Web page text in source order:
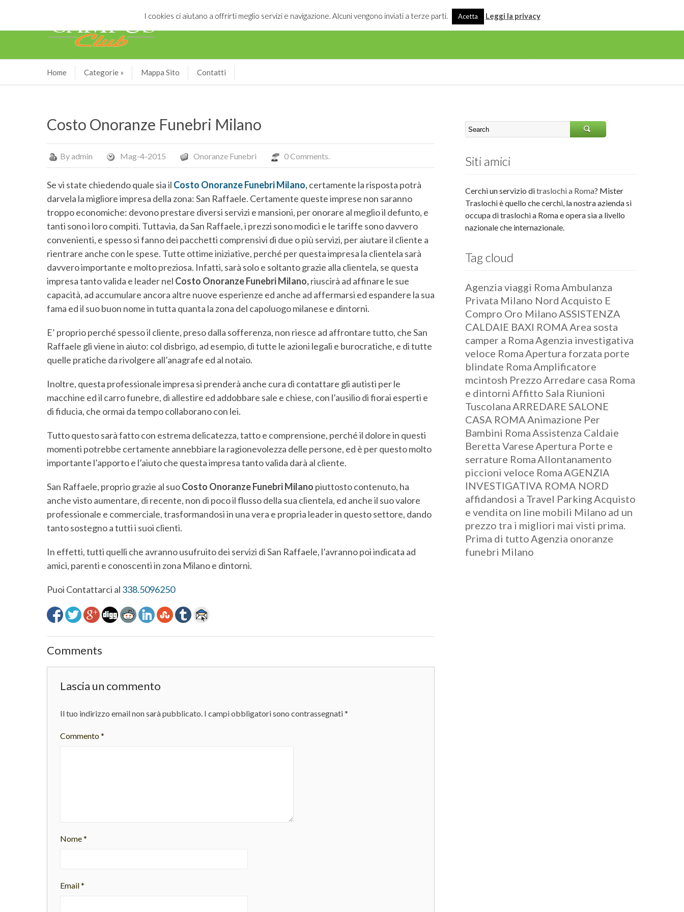
Home Categorie » Mappa Sito Contatti
Costo Onoranze Funebri Milano
Byadmin Mag-4-2015 Onoranze Funebri 0 Comments.
Se vi state chiedendo quale sia il Costo Onoranze Funebri Milano,certamente la risposta potrà
darvela la migliore impresa della zona: San Raffaele. Certamente queste imprese non saranno
troppo economiche: devono prestare diversi servizi e mansioni, per onorare al meglio il defunto, e
tanti sono i loro compiti. Tuttavia, da San Raffaele, i prezzi sono modici e le tariffe sono davvero
convenienti, e spesso si fanno dei pacchetti comprensivi di due o più servizi, per aiutare il cliente a
rientrare anche con le spese. Tutte ottime iniziative, perché per questa impresa la clientela sarà
davvero importante e molto preziosa. Infatti, sarà solo e soltanto grazie alla clientela, se questa
impresa tanto valida e leader nel Costo Onoranze Funebri Milano,riuscirà ad affinare le sue
capacità, ad accumulare ancora altre nuove esperienze ed anche ad affermarsi ed espandere la sua
fama ed il suo buon nome in tutta quanta la zona del capoluogo milanese e dintorni.
E’ proprio perché spesso il cliente, preso dalla sofferenza, non riesce ad affrontare tutto, che San
Raffaele gli viene in aiuto: col disbrigo, ad esempio, di tutte le azioni legali e burocratiche, e di tutte
quelle pratiche da rivolgere all’anagrafe ed al notaio.
Inoltre, questa professionale impresa si prenderà anche cura di contattare gli autisti per le
macchine ed il carro funebre, di allestire ed addobbare sale e chiese, con l’ausilio di fiorai esperti e
di fiducia, che ormai da tempo collaborano con lei.
Tutto questo sarà fatto con estrema delicatezza, tatto e comprensione, perché il dolore in questi
momenti potrebbe certamente annebbiare la ragionevolezza delle persone, ed è per questo molto
importante l’apporto e l’aiuto che questa impresa tanto valida darà al cliente.
San Raffaele, proprio grazie al suoCosto Onoranze Funebri Milano piuttosto contenuto, ha
anche visto aumentare, di recente, non di poco il flusso della sua clientela, ed anche il suo valore
professionale e commerciale, trasformandosi in una vera e propria leader in questo settore, dando
tanto sostegno a tutti i suoi clienti.
In effetti, tutti quelli che avranno usufruito dei servizi di San Raffaele, l’avranno poi indicata ad
amici, parenti e conoscenti in zona Milano e dintorni.
Puoi Contattarci al 338.5096250
Comments
Lascia un commento
Il tuo indirizzo email non sarà pubblicato. I campi obbligatori sono contrassegnati*
Commento*
Nome*
Email*
Siti amici
Cerchi un servizio ditraslochi a Roma? Mister
Traslochi è quello che cerchi, la nostra azienda si
occupa di traslochi a Roma e opera sia a livello
nazionale che internazionale.
Tag cloud
Agenzia viaggi RomaAmbulanza
Privata Milano Nord Acquisto E
Compro Oro MilanoASSISTENZA
CALDAIE BAXI ROMAArea sosta
camper a RomaAgenzia investigativa
veloce RomaApertura forzata porte
blindate RomaAmplificatore
mcintosh PrezzoArredare casa Roma
e dintorni Affitto Sala Riunioni
TuscolanaARREDARE SALONE
CASA ROMAAnimazione Per
Bambini RomaAssistenza Caldaie
Beretta VareseApertura Porte e
serrature RomaAllontanamento
piccioni veloce RomaAGENZIA
INVESTIGATIVA ROMA NORD
affidandosi a Travel ParkingAcquisto
e vendita on line mobili Milano ad un
prezzo tra i migliori mai visti prima.
Prima di tuttoAgenzia onoranze
funebri Milano
I cookies ci aiutano a offrirti meglio servizi e navigazione. Alcuni vengono inviati a terze parti. Acetta Leggi la privacy